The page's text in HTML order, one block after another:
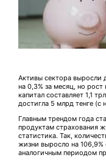
Активы сектора выросли
на 0,3% за месяц, но рост
капитал составляет 1,1
достигла 5 млрд тенге (с
Главным трендом года
продуктам страхования
статистика. Так,
жизни выросло на 106,9%
аналогичным периодом